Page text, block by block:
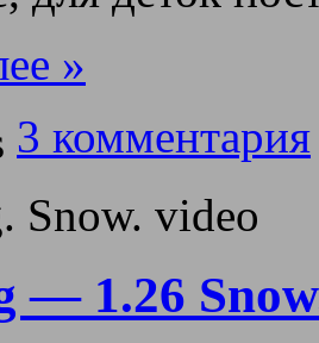
»
3 комментария
— 1.26